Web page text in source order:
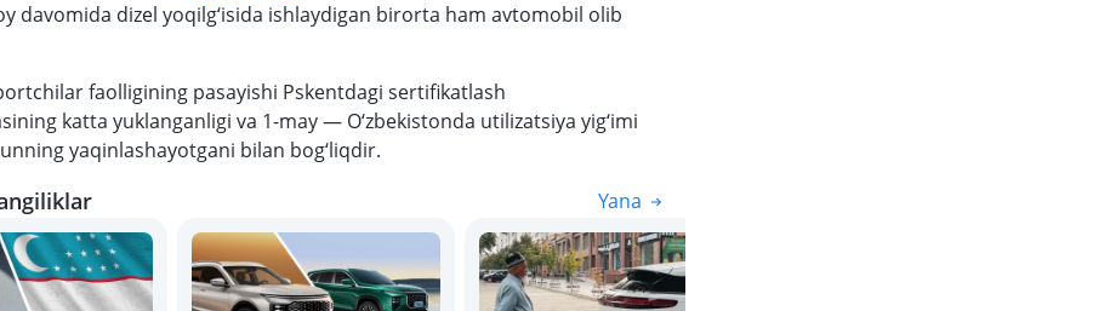
davomida dizel yoqilg‘isida ishlaydigan birorta ham avtomobil olib
faolligining pasayishi Pskentdagi sertifikatlash
katta yuklanganligi va 1-may — O‘zbekistonda utilizatsiya yig‘imi
yaqinlashayotgani bilan bog‘liqdir.
Yana